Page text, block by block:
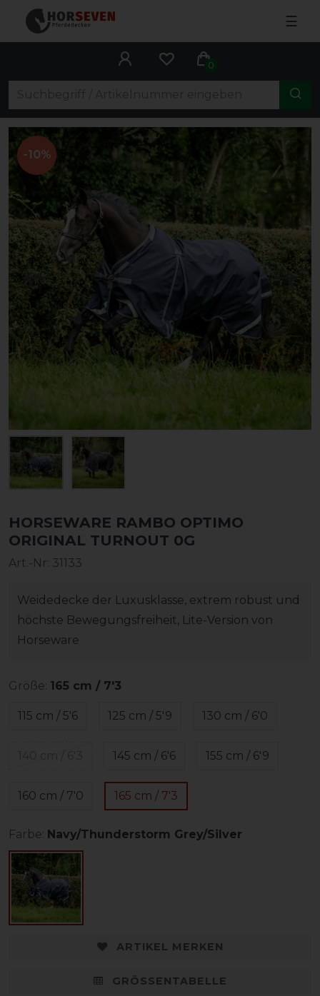
☰
0
-10%
HORSEWARE RAMBO OPTIMO
ORIGINAL TURNOUT 0G
Art.-Nr: 31133
Weidedecke der Luxusklasse, extrem robust und
höchste Bewegungsfreiheit, Lite-Version von
Horseware
Größe: 165 cm / 7'3
115 cm / 5'6 125 cm / 5'9 130 cm / 6'0
145 cm / 6'6 155 cm / 6'9
160 cm / 7'0 165 cm / 7'3
Farbe: Navy/Thunderstorm Grey/Silver
ARTIKEL MERKEN
GRÖSSENTABELLE